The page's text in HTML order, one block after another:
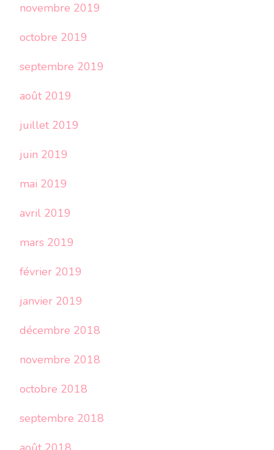
novembre 2019
octobre 2019
septembre 2019
août 2019
juillet 2019
juin 2019
mai 2019
avril 2019
mars 2019
février 2019
janvier 2019
décembre 2018
novembre 2018
octobre 2018
septembre 2018